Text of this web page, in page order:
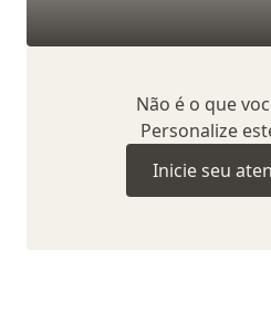
Não é o que
Personalize
Inicie seu